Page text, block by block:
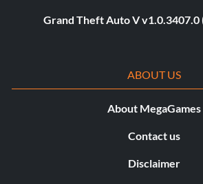
Grand Theft Auto V v1.0.3407.0
ABOUT US
About MegaGames
Contact us
Disclaimer